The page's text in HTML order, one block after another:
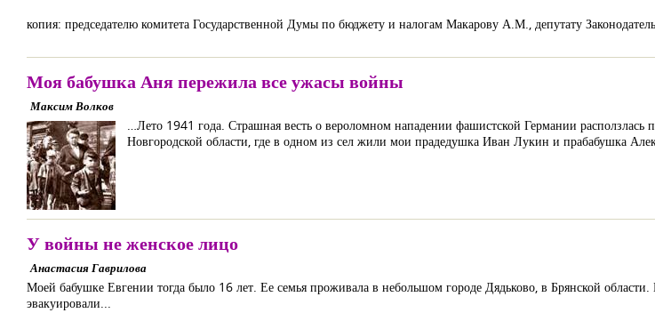
копия: председателю комитета Государственной Думы по бюджету и налогам Макарову А.М., депутату
Моя бабушка Аня пережила все ужасы войны
Максим Волков
…Лето 1941 года. Страшная весть о вероломном нападении фашистской Германии
Новгородской области, где в одном из сел жили мои прадедушка Иван Лукин и прабабушка
У войны не женское лицо
Анастасия Гаврилова
Моей бабушке Евгении тогда было 16 лет. Ее семья проживала в небольшом городе Дядьково, в Брянской
эвакуировали...